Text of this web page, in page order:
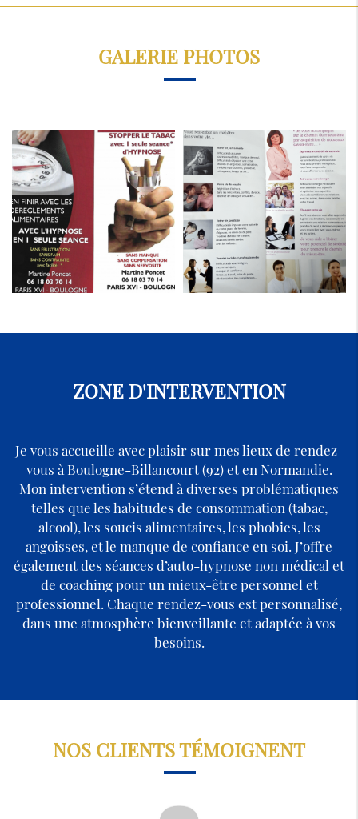
GALERIE PHOTOS
ZONE D'INTERVENTION
Je vous accueille avec plaisir sur mes lieux de rendez-
vous à Boulogne-Billancourt (92) et en Normandie.
Mon intervention s’étend à diverses problématiques
telles que les habitudes de consommation (tabac,
alcool), les soucis alimentaires, les phobies, les
angoisses, et le manque de confiance en soi. J’offre
également des séances d’auto-hypnose non médical et
de coaching pour un mieux-être personnel et
professionnel. Chaque rendez-vous est personnalisé,
dans une atmosphère bienveillante et adaptée à vos
besoins.
NOS CLIENTS TÉMOIGNENT